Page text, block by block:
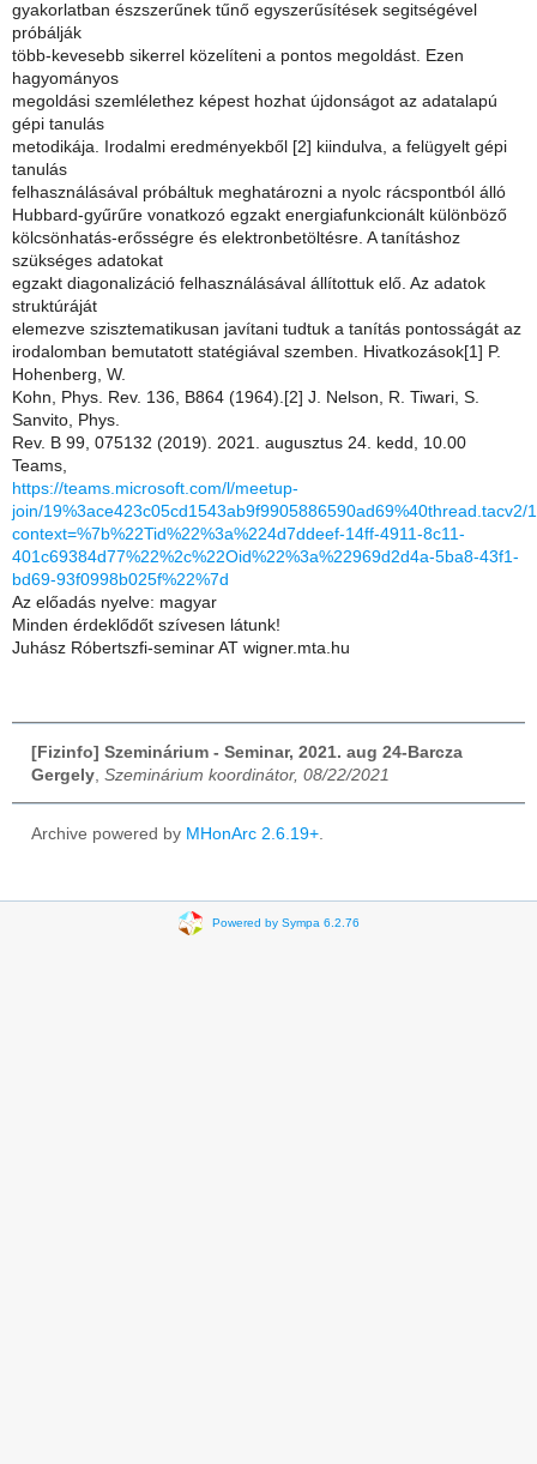
gyakorlatban észszerűnek tűnő egyszerűsítések segitségével
próbálják
több-kevesebb sikerrel közelíteni a pontos megoldást. Ezen
hagyományos
megoldási szemlélethez képest hozhat újdonságot az adatalapú
gépi tanulás
metodikája. Irodalmi eredményekből [2] kiindulva, a felügyelt gépi
tanulás
felhasználásával próbáltuk meghatározni a nyolc rácspontból álló
Hubbard-gyűrűre vonatkozó egzakt energiafunkcionált különböző
kölcsönhatás-erősségre és elektronbetöltésre. A tanításhoz
szükséges adatokat
egzakt diagonalizáció felhasználásával állítottuk elő. Az adatok
struktúráját
elemezve szisztematikusan javítani tudtuk a tanítás pontosságát az
irodalomban bemutatott statégiával szemben. Hivatkozások[1] P.
Hohenberg, W.
Kohn, Phys. Rev. 136, B864 (1964).[2] J. Nelson, R. Tiwari, S.
Sanvito, Phys.
Rev. B 99, 075132 (2019). 2021. augusztus 24. kedd, 10.00
Teams,
https://teams.microsoft.com/l/meetup-
join/19%3ace423c05cd1543ab9f9905886590ad69%40thread.tacv2/
context=%7b%22Tid%22%3a%224d7ddeef-14ff-4911-8c11-
401c69384d77%22%2c%22Oid%22%3a%22969d2d4a-5ba8-43f1-
bd69-93f0998b025f%22%7d
Az előadás nyelve: magyar
Minden érdeklődőt szívesen látunk!
Juhász Róbertszfi-seminar AT wigner.mta.hu
[Fizinfo] Szeminárium - Seminar, 2021. aug 24-Barcza
Gergely Szeminárium koordinátor, 08/22/2021
Archive powered by MHonArc 2.6.19+
Powered by Sympa 6.2.76